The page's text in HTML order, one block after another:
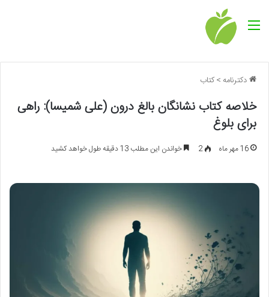
منو
دکترنامه >کتاب
خلاصه کتاب نشانگان بالغ درون (علی شمیسا): راهی
برای بلوغ
16 مهر ماه 2 خواندن این مطلب 13 دقیقه طول خواهد کشید